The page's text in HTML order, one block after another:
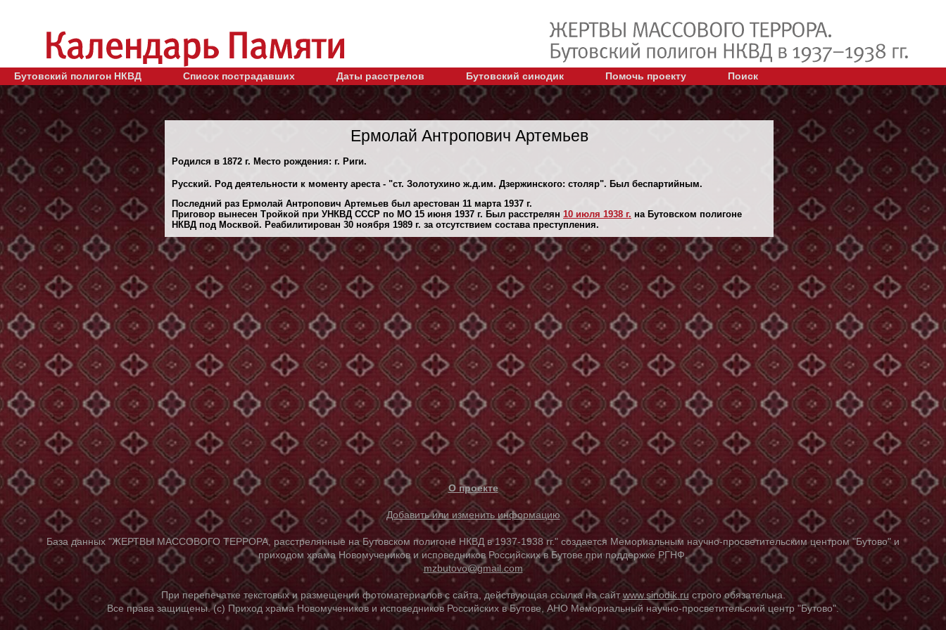
Бутовский полигон НКВД Список пострадавших Даты расстрелов Бутовский синодик Помочь проекту Поиск
Ермолай Антропович Артемьев
Родился в 1872 г. Место рождения: г. Риги.
Русский. Род деятельности к моменту ареста - "ст. Золотухино ж.д.им. Дзержинского: столяр". Был беспартийным.
Последний раз Ермолай Антропович Артемьев был арестован 11 марта 1937 г.
Приговор вынесен Тройкой при УНКВД СССР по МО 15 июня 1937 г. Был расстрелян 10 июля 1938 г. на Бутовском полигоне
НКВД под Москвой. Реабилитирован 30 ноября 1989 г. за отсутствием состава преступления.
О проекте
Добавить или изменить информацию
База данных "ЖЕРТВЫ МАССОВОГО ТЕРРОРА, расстрелянные на Бутовском полигоне НКВД в 1937-1938 гг." создается Мемориальным научно-просветительским центром "Бутово" и
приходом храма Новомучеников и исповедников Российских в Бутове при поддержке РГНФ.
mzbutovo@gmail.com
При перепечатке текстовых и размещении фотоматериалов с сайта, действующая ссылка на сайтwww.sinodik.ru строго обязательна.
Все права защищены. (с) Приход храма Новомучеников и исповедников Российских в Бутове, АНО Мемориальный научно-просветительский центр "Бутово".